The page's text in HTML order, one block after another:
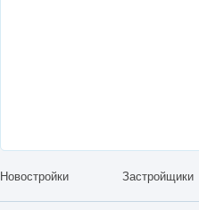
Новостройки Застройщики